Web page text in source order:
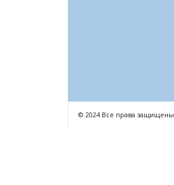
© 2024 Все права защищены.